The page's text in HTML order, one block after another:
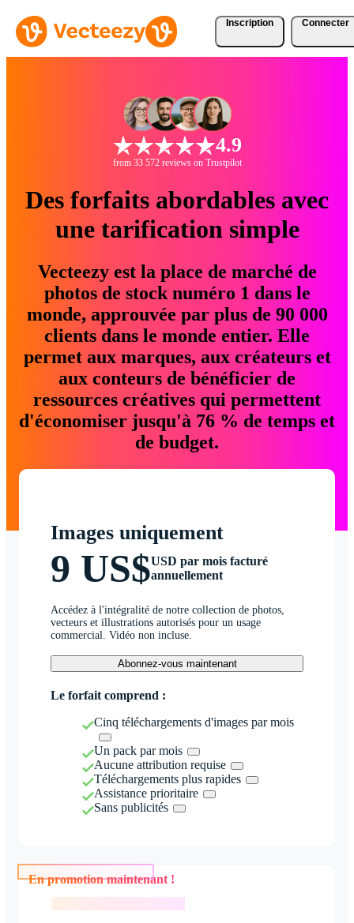
Inscription Connecter
4.9
from 33 572 reviews on Trustpilot
Des forfaits abordables avec
une tarification simple
Vecteezy est la place de marché de
photos de stock numéro 1 dans le
monde, approuvée par plus de 90 000
clients dans le monde entier. Elle
permet aux marques, aux créateurs et
aux conteurs de bénéficier de
ressources créatives qui permettent
d'économiser jusqu'à 76 % de temps et
de budget.
Images uniquement
9 US$USD par mois facturé
annuellement
Accédez à l'intégralité de notre collection de photos,
vecteurs et illustrations autorisés pour un usage
commercial. Vidéo non incluse.
Abonnez-vous maintenant
Le forfait comprend :
Cinq téléchargements d'images par mois
Un pack par mois
Aucune attribution requise
Téléchargements plus rapides
Assistance prioritaire
Sans publicités
En promotion maintenant !